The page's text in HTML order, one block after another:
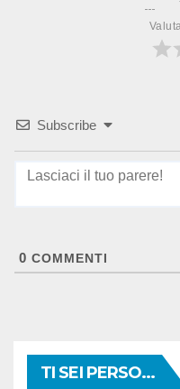
Subscribe
0 COMMENTI
TI SEI PERSO...